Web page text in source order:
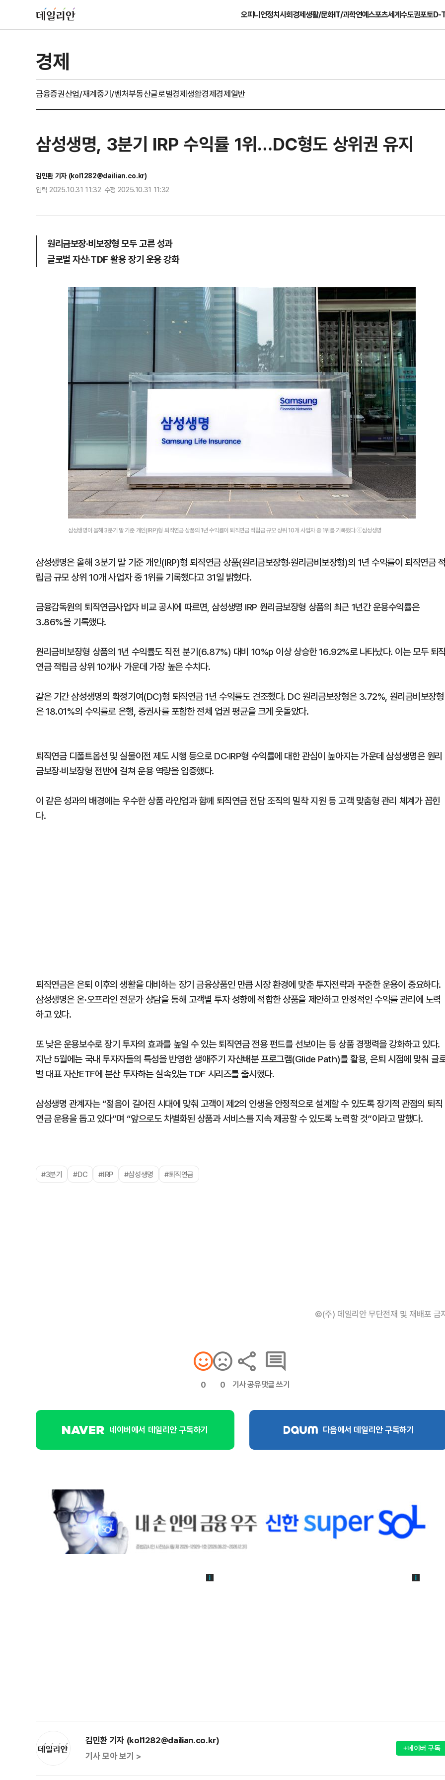
오피니언정치사회경제생활/문화IT/과학연예스포츠세계수도권포토D-
경제
금융증권산업/재계중기/벤처부동산글로벌경제생활경제경제일반
삼성생명, 3분기 IRP 수익률 1위…DC형도 상위권 유지
김민환 기자 (kol1282@dailian.co.kr)
입력 2025.10.31 11:32 수정 2025.10.31 11:32
원리금보장·비보장형 모두 고른 성과
글로벌 자산·TDF 활용 장기 운용 강화
삼성생명이 올해 3분기 말 기준 개인(IRP)형 퇴직연금 상품의 1년 수익률이 퇴직연금 적립금 규모 상위 10개 사업자 중 1위를 기록했다.ⓒ삼성생명
삼성생명은 올해 3분기 말 기준 개인(IRP)형 퇴직연금 상품(원리금보장형·원리금비보장형)의 1년 수익률이 퇴직연금
립금 규모 상위 10개 사업자 중 1위를 기록했다고 31일 밝혔다.
금융감독원의 퇴직연금사업자 비교 공시에 따르면, 삼성생명 IRP 원리금보장형 상품의 최근 1년간 운용수익률은
3.86%을 기록했다.
원리금비보장형 상품의 1년 수익률도 직전 분기(6.87%) 대비 10%p 이상 상승한 16.92%로 나타났다. 이는 모두 퇴
연금 적립금 상위 10개사 가운데 가장 높은 수치다.
같은 기간 삼성생명의 확정기여(DC)형 퇴직연금 1년 수익률도 견조했다. DC 원리금보장형은 3.72%, 원리금비보장형
은 18.01%의 수익률로 은행, 증권사를 포함한 전체 업권 평균을 크게 웃돌았다.
퇴직연금 디폴트옵션 및 실물이전 제도 시행 등으로 DC·IRP형 수익률에 대한 관심이 높아지는 가운데 삼성생명은 원리
금보장·비보장형 전반에 걸쳐 운용 역량을 입증했다.
이 같은 성과의 배경에는 우수한 상품 라인업과 함께 퇴직연금 전담 조직의 밀착 지원 등 고객 맞춤형 관리 체계가 꼽힌
다.
퇴직연금은 은퇴 이후의 생활을 대비하는 장기 금융상품인 만큼 시장 환경에 맞춘 투자전략과 꾸준한 운용이 중요하다.
삼성생명은 온·오프라인 전문가 상담을 통해 고객별 투자 성향에 적합한 상품을 제안하고 안정적인 수익률 관리에 노력
하고 있다.
또 낮은 운용보수로 장기 투자의 효과를 높일 수 있는 퇴직연금 전용 펀드를 선보이는 등 상품 경쟁력을 강화하고 있다.
지난 5월에는 국내 투자자들의 특성을 반영한 생애주기 자산배분 프로그램(Glide Path)를 활용, 은퇴 시점에 맞춰 글
벌 대표 자산ETF에 분산 투자하는 실속있는 TDF 시리즈를 출시했다.
삼성생명 관계자는 “젊음이 길어진 시대에 맞춰 고객이 제2의 인생을 안정적으로 설계할 수 있도록 장기적 관점의 퇴직
연금 운용을 돕고 있다”며 “앞으로도 차별화된 상품과 서비스를 지속 제공할 수 있도록 노력할 것”이라고 말했다.
#3분기 #DC #IRP #삼성생명 #퇴직연금
©(주) 데일리안 무단전재 및 재배포 금
0 0 기사 공유댓글 쓰기
네이버에서 데일리안 구독하기 다음에서 데일리안 구독하기
김민환 기자 (kol1282@dailian.co.kr)
기사 모아 보기 >
+네이버 구독